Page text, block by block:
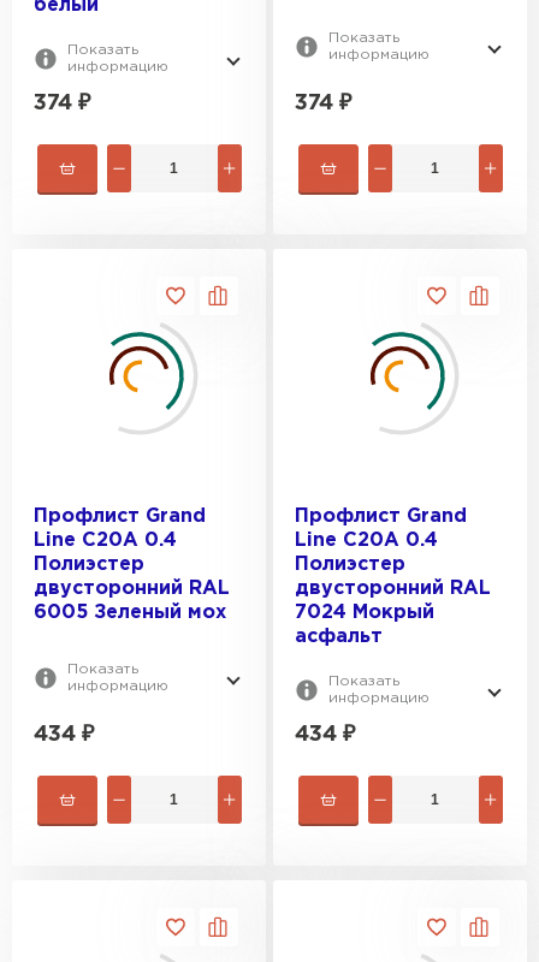
белый
Показать
информацию
374 ₽
Показать
информацию
374 ₽
Профлист Grand
Line C20A 0.4
Полиэстер
двусторонний RAL
6005 Зеленый мох
Показать
информацию
434 ₽
Профлист Grand
Line C20A 0.4
Полиэстер
двусторонний RAL
7024 Мокрый
асфальт
Показать
информацию
434 ₽